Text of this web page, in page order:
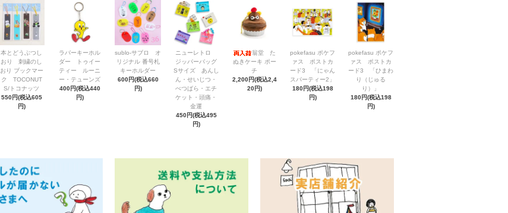
本とどうぶつし
おり 刺繍のし
おり ブックマー
ク TOCONUT
S/トコナッツ
550円(税込605
円)
ラバーキーホル
ダー トゥイー
ティー ルーニ
ー・テューンズ
400円(税込440
円)
sublo-サブロ オ
リジナル 番号札
キーホルダー
600円(税込660
円)
ニューレトロ
ジッパーバッグ
Sサイズ あんし
ん・せいじつ・
べつばら・エチ
ケット・頭痛・
金運
450円(税込495
円)
翁堂 た
ぬきケーキ ポー
チ
2,200円(税込2,4
20円)
pokefasu ポケフ
ァス ポストカ
ード3 「にゃん
スパーティー2」
180円(税込198
円)
pokefasu ポケフ
ァス ポストカ
ード3 「ひまわ
り（じゅる
り）」
180円(税込198
円)